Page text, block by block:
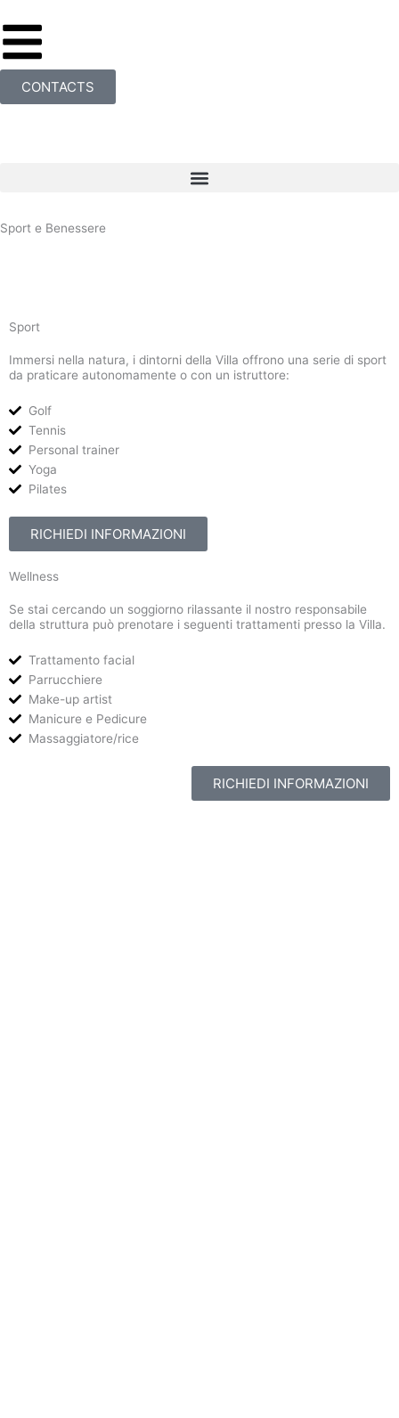
al
contenuto
CONTACTS
Menu
Sport e Benessere
Sport
Immersi nella natura, i dintorni della Villa offrono una serie di sport
da praticare autonomamente o con un istruttore:
Golf
Tennis
Personal trainer
Yoga
Pilates
RICHIEDI INFORMAZIONI
Wellness
Se stai cercando un soggiorno rilassante il nostro responsabile
della struttura può prenotare i seguenti trattamenti presso la Villa.
Trattamento facial
Parrucchiere
Make-up artist
Manicure e Pedicure
Massaggiatore/rice
RICHIEDI INFORMAZIONI